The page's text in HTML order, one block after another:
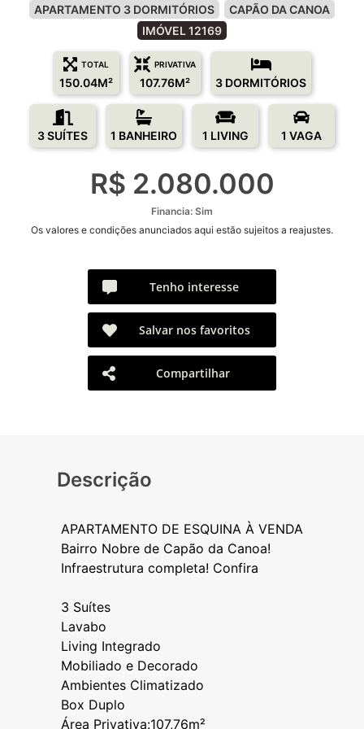
APARTAMENTO 3 DORMITÓRIOS
CAPÃO DA CANOA
IMÓVEL 12169
TOTAL
150.04M²
PRIVATIVA
107.76M² 3 DORMITÓRIOS
3 SUÍTES 1 BANHEIRO 1 LIVING 1 VAGA
R$ 2.080.000
Financia: Sim
Os valores e condições anunciados aqui estão sujeitos a reajustes.
Tenho interesse
Salvar nos favoritos
Compartilhar
Descrição
APARTAMENTO DE ESQUINA À VENDA
Bairro Nobre de Capão da Canoa!
Infraestrutura completa! Confira
3 Suítes
Lavabo
Living Integrado
Mobiliado e Decorado
Ambientes Climatizado
Box Duplo
Área Privativa:107,76m²